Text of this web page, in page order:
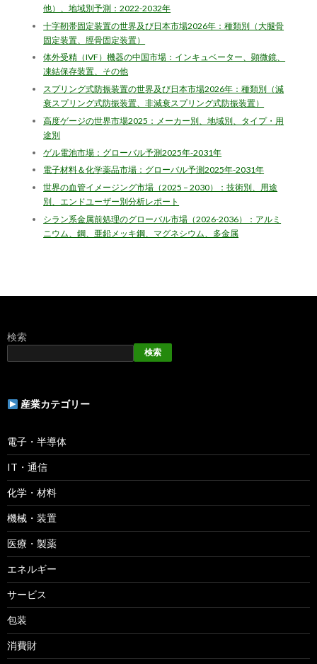
他）、地域別予測：2022-2032年
十字靭帯固定装置の世界及び日本市場2026年：種類別（大腿骨
固定装置、脛骨固定装置）
体外受精（IVF）機器の中国市場：インキュベーター、顕微鏡、
凍結保存装置、その他
スプリング式防振装置の世界及び日本市場2026年：種類別（減
衰スプリング式防振装置、非減衰スプリング式防振装置）
高度ゲージの世界市場2025：メーカー別、地域別、タイプ・用
途別
ゲル電池市場：グローバル予測2025年-2031年
電子材料＆化学薬品市場：グローバル予測2025年-2031年
世界の血管イメージング市場（2025 – 2030）：技術別、用途
別、エンドユーザー別分析レポート
シラン系金属前処理のグローバル市場（2026-2036）：アルミ
ニウム、鋼、亜鉛メッキ鋼、マグネシウム、多金属
検索
検索
産業カテゴリー
電子・半導体
IT・通信
化学・材料
機械・装置
医療・製薬
エネルギー
サービス
包装
消費財